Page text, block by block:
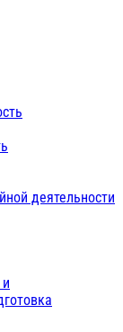
деятельности